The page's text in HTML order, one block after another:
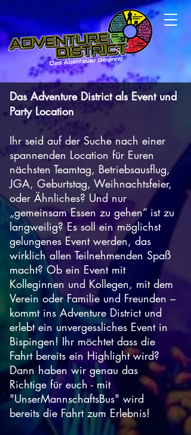
Das Adventure District als Event und
Party Location
Ihr seid auf der Suche nach einer
spannenden Location für Euren
nächsten Teamtag, Betriebsausflug,
JGA, Geburtstag, Weihnachtsfeier,
oder Ähnliches? Und nur
„gemeinsam Essen zu gehen“ ist zu
langweilig? Es soll ein möglichst
gelungenes Event werden, das
wirklich allen Teilnehmenden Spaß
macht? Ob ein Event mit
Kolleginnen und Kollegen, mit dem
Verein oder Familie und Freunden –
kommt ins Adventure District und
erlebt ein unvergessliches Event in
Bispingen! Ihr möchtet dass die
Fahrt bereits ein Highlight wird?
Dann haben wir genau das
Richtige für euch - mit
"UnserMannschaftsBus" wird
bereits die Fahrt zum Erlebnis!